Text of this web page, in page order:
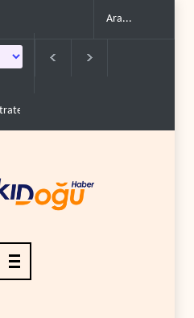
alay konusu oldu..